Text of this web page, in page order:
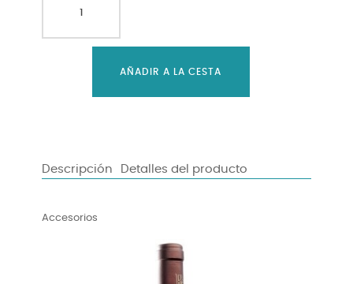
AÑADIR A LA CESTA
Descripción Detalles del producto
Accesorios